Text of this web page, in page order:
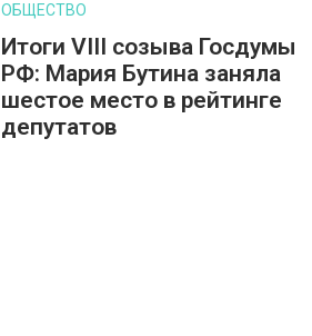
ОБЩЕСТВО
Итоги VIII созыва Госдумы
РФ: Мария Бутина заняла
шестое место в рейтинге
депутатов